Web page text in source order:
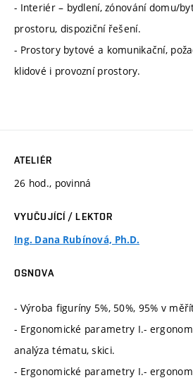
- Interiér – bydlení, zónování domu/
prostoru, dispoziční řešení.
- Prostory bytové a komunikační,
klidové i provozní prostory.
ATELIÉR
26 hod., povinná
VYUČUJÍCÍ / LEKTOR
Ing. Dana Rubínová, Ph.D.
OSNOVA
- Výroba figuríny 5%, 50%, 95% v
- Ergonomické parametry I.-
analýza tématu, skici.
- Ergonomické parametry I.-